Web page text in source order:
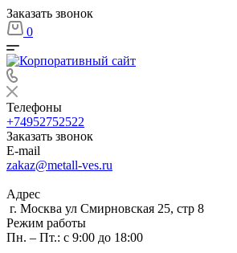
Заказать звонок
0
Телефоны
+74952752522
Заказать звонок
E-mail
zakaz@metall-ves.ru
Адрес
г. Москва ул Смирновская 25, стр 8
Режим работы
Пн. – Пт.: с 9:00 до 18:00